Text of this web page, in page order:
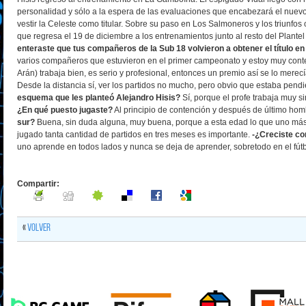
personalidad y sólo a la espera de las evaluaciones que encabezará el
vestir la Celeste como titular. Sobre su paso en Los Salmoneros y los
que regresa el 19 de diciembre a los entrenamientos junto al resto del
enteraste que tus compañeros de la Sub 18 volvieron a obtener el título
varios compañeros que estuvieron en el primer campeonato y estoy muy
Arán) trabaja bien, es serio y profesional, entonces un premio así se lo
Desde la distancia sí, ver los partidos no mucho, pero obvio que estaba
esquema que les planteó Alejandro Hisis? Sí, porque el profe trabaja muy
¿En qué puesto jugaste?Al principio de contención y después de último
sur? Buena, sin duda alguna, muy buena, porque a esta edad lo que uno
jugado tanta cantidad de partidos en tres meses es importante. -¿Creciste
uno aprende en todos lados y nunca se deja de aprender, sobretodo en el
Compartir:
«Volver